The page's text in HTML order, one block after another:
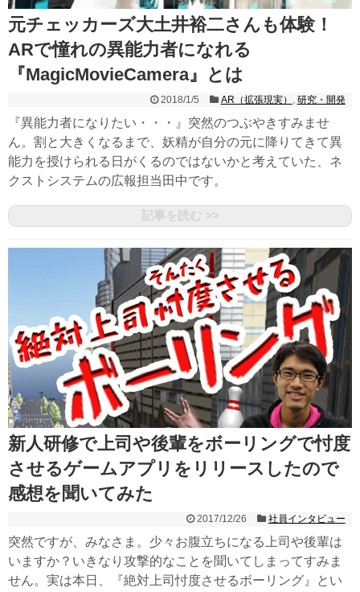
元チェッカーズ大土井裕二さんも体験！
ARで憧れの異能力者になれる
『MagicMovieCamera』とは
2018/1/5 AR（拡張現実） 研究・開発
『異能力者になりたい・・・』突然のつぶやきすみませ
ん。割と大きくなるまで、妖精が自分の元に降りてきて異
能力を授けられる日がくるのではないかと考えていた、ネ
クストシステムの広報担当田中です。
記事を読む >>
新人研修で上司や後輩をボーリングで忖度
させるゲームアプリをリリースしたので
感想を聞いてみた
2017/12/26 社員インタビュー
突然ですが、みなさま。少々お腹立ちになる上司や後輩は
いますか？いきなり攻撃的なことを聞いてしまってすみま
せん。実は本日、『絶対上司忖度させるボーリング』とい